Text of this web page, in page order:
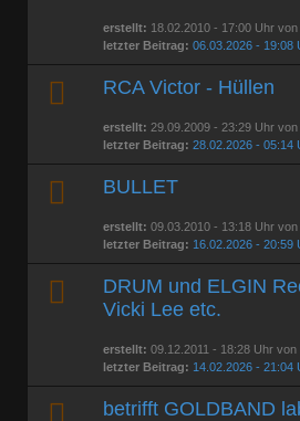
erstellt: 18.02.2010 - 17:00 Uhr von
letzter Beitrag: 06.03.2026 - 19:08
RCA Victor - Hüllen
erstellt: 29.09.2009 - 23:29 Uhr von
letzter Beitrag: 28.02.2026 - 05:14
BULLET
erstellt: 09.03.2010 - 13:18 Uhr von
letzter Beitrag: 16.02.2026 - 20:59
DRUM und ELGIN
Vicki Lee etc.
erstellt: 09.12.2011 - 18:28 Uhr von
letzter Beitrag: 14.02.2026 - 21:04
betrifft GOLDBAND